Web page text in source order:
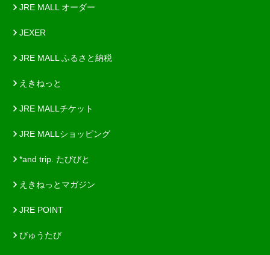
JRE MALL オーダー
JEXER
JRE MALL ふるさと納税
えきねっと
JRE MALLチケット
JRE MALLショッピング
*and trip. たびびと
えきねっとマガジン
JRE POINT
びゅうたび